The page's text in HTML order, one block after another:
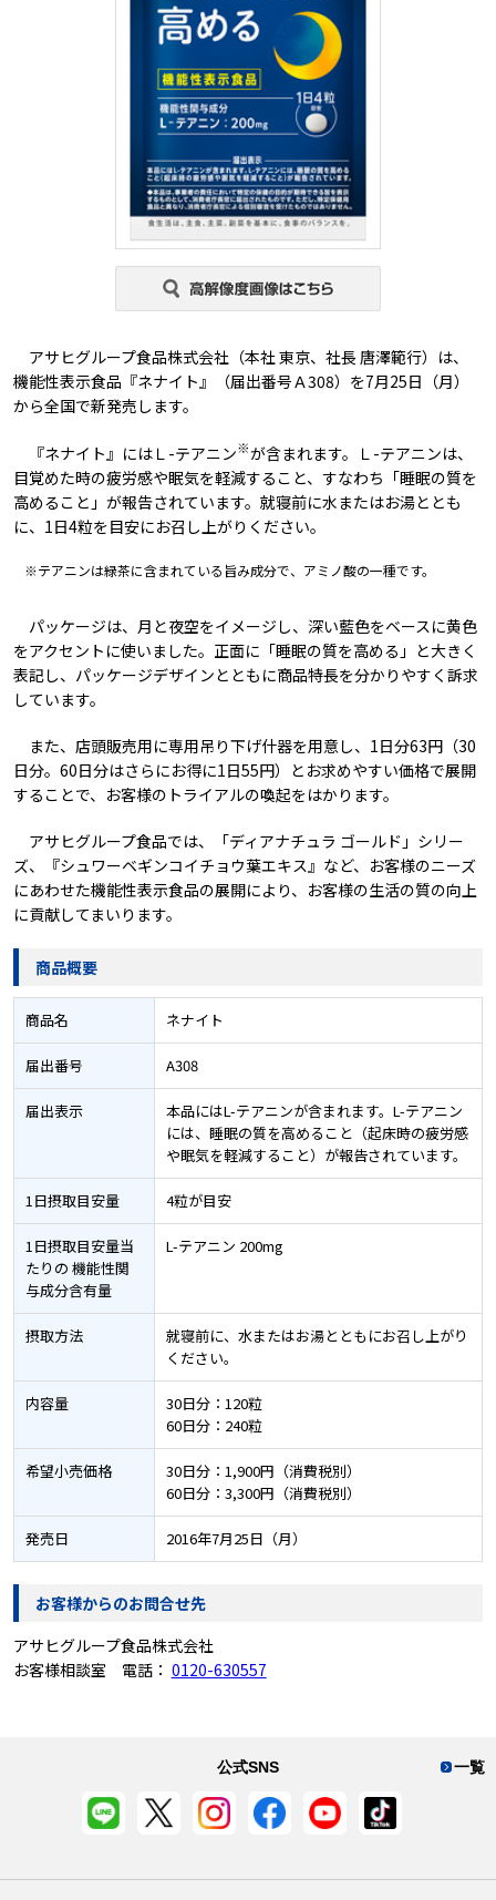
アサヒグループ食品株式会社（本社 東京、社長 唐澤範行）は、
機能性表示食品『ネナイト』（届出番号Ａ308）を7月25日（月）
から全国で新発売します。
『ネナイト』にはＬ-テアニン※が含まれます。Ｌ-テアニンは、
目覚めた時の疲労感や眠気を軽減すること、すなわち「睡眠の質を
高めること」が報告されています。就寝前に水またはお湯ととも
に、1日4粒を目安にお召し上がりください。
※テアニンは緑茶に含まれている旨み成分で、アミノ酸の一種です。
パッケージは、月と夜空をイメージし、深い藍色をベースに黄色
をアクセントに使いました。正面に「睡眠の質を高める」と大きく
表記し、パッケージデザインとともに商品特長を分かりやすく訴求
しています。
また、店頭販売用に専用吊り下げ什器を用意し、1日分63円（30
日分。60日分はさらにお得に1日55円）とお求めやすい価格で展開
することで、お客様のトライアルの喚起をはかります。
アサヒグループ食品では、「ディアナチュラ ゴールド」シリー
ズ、『シュワーベギンコイチョウ葉エキス』など、お客様のニーズ
にあわせた機能性表示食品の展開により、お客様の生活の質の向上
に貢献してまいります。
商品概要
商品名 ネナイト
届出番号 A308
届出表示
本品にはL-テアニンが含まれます。L-テアニン
には、睡眠の質を高めること（起床時の疲労感
や眠気を軽減すること）が報告されています。
1日摂取目安量 4粒が目安
1日摂取目安量当
たりの 機能性関
与成分含有量
L-テアニン 200mg
摂取方法
就寝前に、水またはお湯とともにお召し上がり
ください。
内容量
30日分：120粒
60日分：240粒
希望小売価格
30日分：1,900円（消費税別）
60日分：3,300円（消費税別）
発売日 2016年7月25日（月）
お客様からのお問合せ先
アサヒグループ食品株式会社
お客様相談室 電話： 0120-630557
一覧
公式SNS